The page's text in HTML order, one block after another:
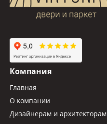
Компания
Главная
О компании
Дизайнерам и архитекторам